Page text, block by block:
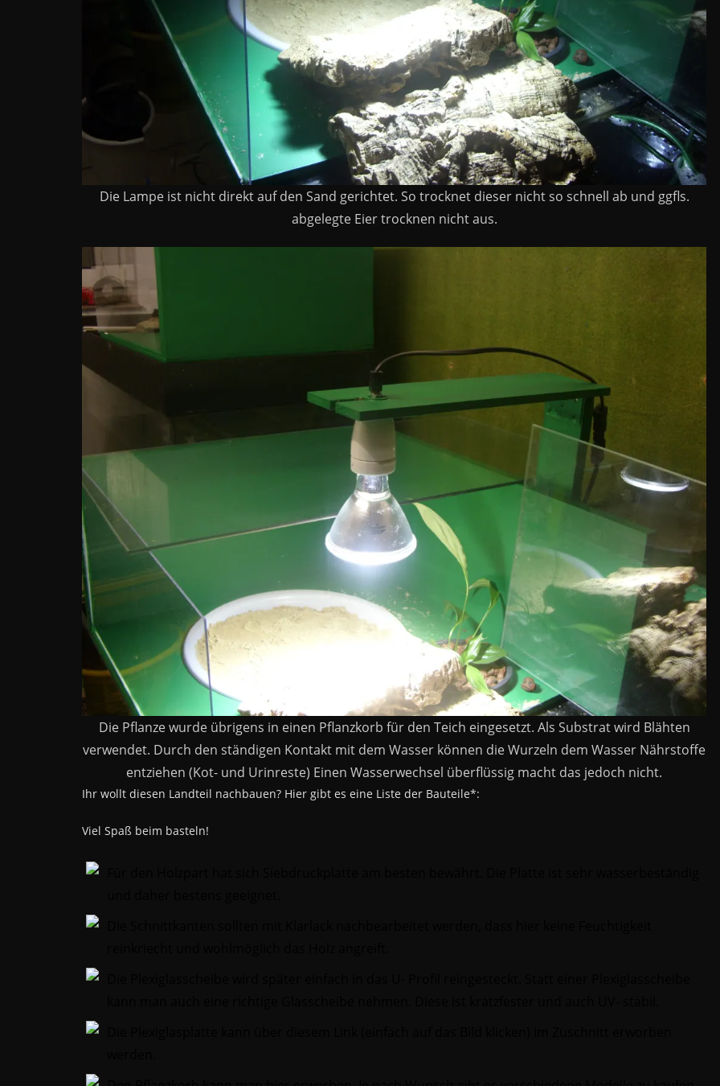
Die Lampe ist nicht direkt auf den Sand gerichtet. So trocknet dieser nicht so schnell ab und ggfls.
abgelegte Eier trocknen nicht aus.
Die Pflanze wurde übrigens in einen Pflanzkorb für den Teich eingesetzt. Als Substrat wird Blähten
verwendet. Durch den ständigen Kontakt mit dem Wasser können die Wurzeln dem Wasser Nährstoffe
entziehen (Kot- und Urinreste) Einen Wasserwechsel überflüssig macht das jedoch nicht.
Ihr wollt diesen Landteil nachbauen? Hier gibt es eine Liste der Bauteile*:
Viel Spaß beim basteln!